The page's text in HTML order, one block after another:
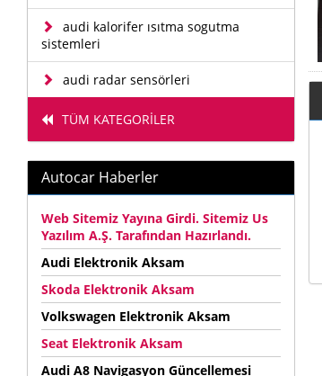
audi kalorifer ısıtma sogutma
sistemleri
audi radar sensörleri
TÜM KATEGORİLER
Autocar Haberler
Web Sitemiz Yayına Girdi. Sitemiz Us
Yazılım A.Ş. Tarafından Hazırlandı.
Audi Elektronik Aksam
Skoda Elektronik Aksam
Volkswagen Elektronik Aksam
Seat Elektronik Aksam
Audi A8 Navigasyon Güncellemesi